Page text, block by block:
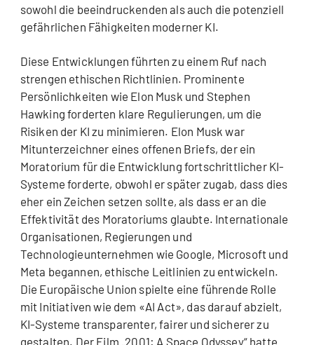
sowohl die beeindruckenden als auch die potenziell
gefährlichen Fähigkeiten moderner KI.
Diese Entwicklungen führten zu einem Ruf nach
strengen ethischen Richtlinien. Prominente
Persönlichkeiten wie Elon Musk und Stephen
Hawking forderten klare Regulierungen, um die
Risiken der KI zu minimieren. Elon Musk war
Mitunterzeichner eines offenen Briefs, der ein
Moratorium für die Entwicklung fortschrittlicher KI-
Systeme forderte, obwohl er später zugab, dass dies
eher ein Zeichen setzen sollte, als dass er an die
Effektivität des Moratoriums glaubte. Internationale
Organisationen, Regierungen und
Technologieunternehmen wie Google, Microsoft und
Meta begannen, ethische Leitlinien zu entwickeln.
Die Europäische Union spielte eine führende Rolle
mit Initiativen wie dem «AI Act», das darauf abzielt,
KI-Systeme transparenter, fairer und sicherer zu
gestalten. Der Film „2001: A Space Odyssey“ hatte